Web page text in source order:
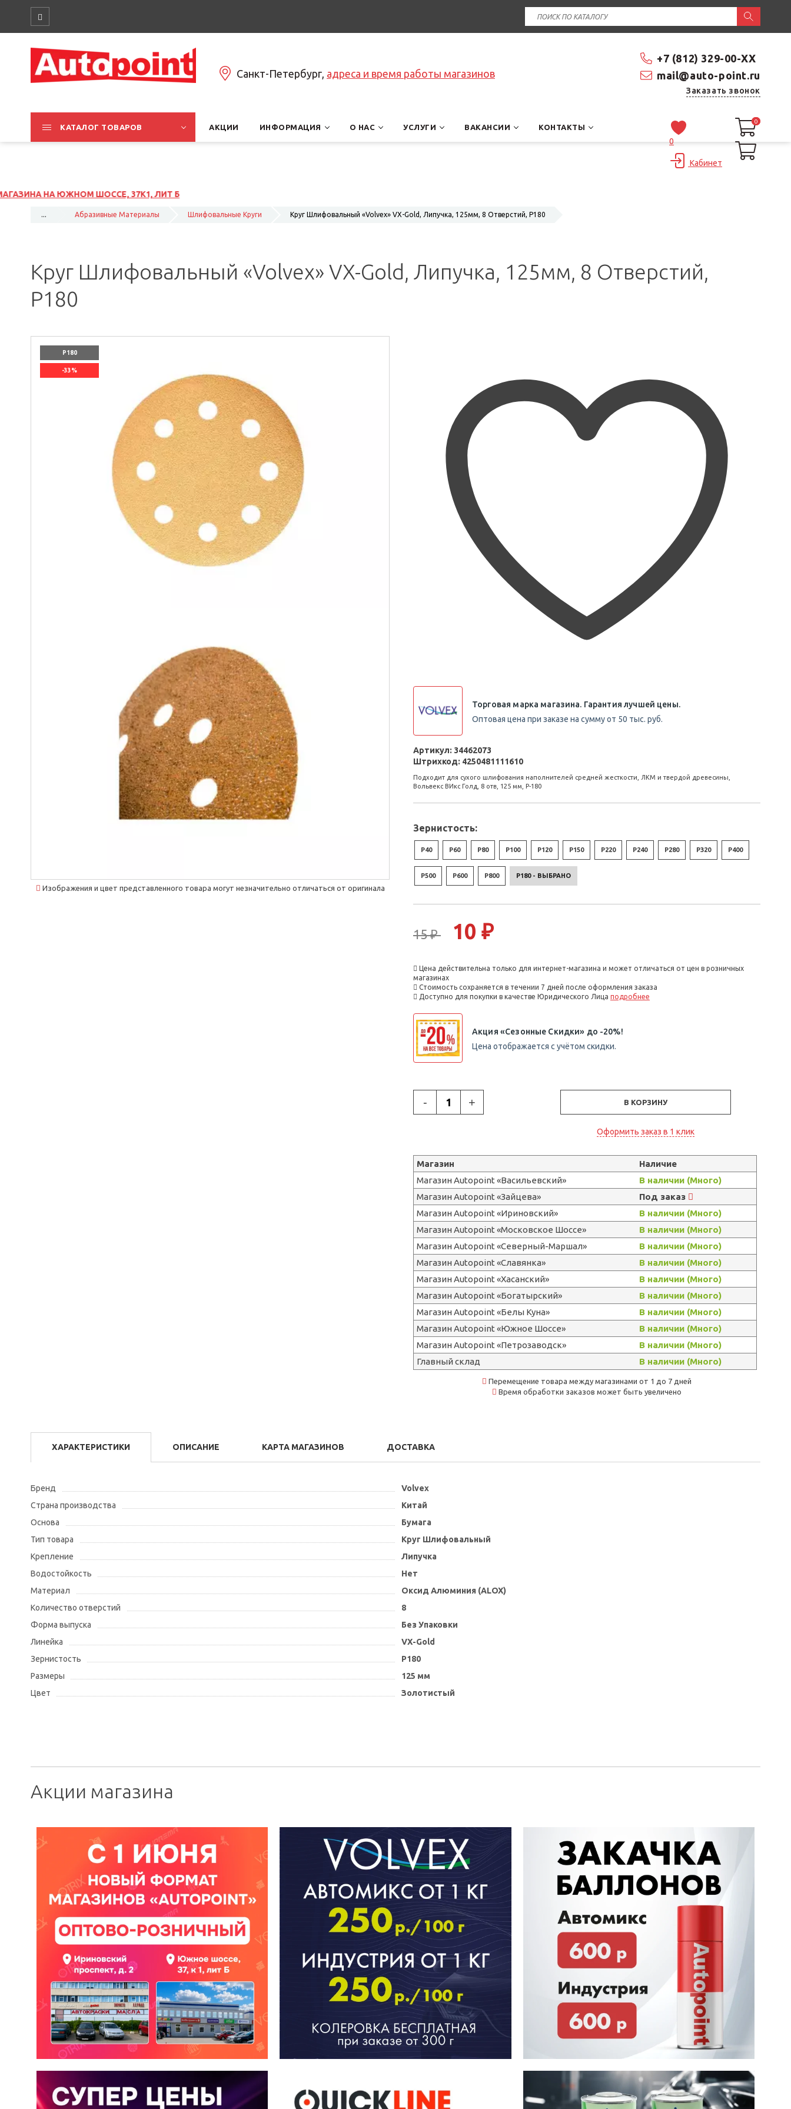
+7 (812) 329-00-XX
mail@auto-point.ru
Заказать звонок
Санкт-Петербург, адреса и время работы магазинов
КАТАЛОГ ТОВАРОВ АКЦИИ ИНФОРМАЦИЯ О НАС УСЛУГИ ВАКАНСИИ КОНТАКТЫ
0
Кабинет
0
0
... Абразивные Материалы Шлифовальные Круги Круг Шлифовальный «Volvex» VX-Gold, Липучка, 125мм, 8 Отверстий, P180
Круг Шлифовальный «Volvex» VX-Gold, Липучка, 125мм, 8 Отверстий,
P180
P180
-33%
Изображения и цвет представленного товара могут незначительно отличаться от оригинала
Торговая марка магазина. Гарантия лучшей цены.
Оптовая цена при заказе на сумму от 50 тыс. руб.
Артикул: 34462073
Штрихкод: 4250481111610
Подходит для сухого шлифования наполнителей средней жесткости, ЛКМ и твердой древесины,
Вольвекс ВИкс Голд, 8 отв, 125 мм, Р-180
Зернистость:
P40 P60 P80 P100 P120 P150 P220 P240 P280 P320 P400
P500 P600 P800 P180 - ВЫБРАНО
15 ₽ 10 ₽
Цена действительна только для интернет-магазина и может отличаться от цен в розничных
магазинах
Стоимость сохраняется в течении 7 дней после оформления заказа
Доступно для покупки в качестве Юридического Лица подробнее
Акция «Сезонные Скидки» до -20%!
Цена отображается с учётом скидки.
- + В КОРЗИНУ
Оформить заказ в 1 клик
Магазин
Наличие
Магазин Autopoint «Васильевский»
В наличии (Много)
Магазин Autopoint «Зайцева»
Под заказ
Магазин Autopoint «Ириновский»
В наличии (Много)
Магазин Autopoint «Московское Шоссе»
В наличии (Много)
Магазин Autopoint «Северный-Маршал»
В наличии (Много)
Магазин Autopoint «Славянка»
В наличии (Много)
Магазин Autopoint «Хасанский»
В наличии (Много)
Магазин Autopoint «Богатырский»
В наличии (Много)
Магазин Autopoint «Белы Куна»
В наличии (Много)
Магазин Autopoint «Южное Шоссе»
В наличии (Много)
Магазин Autopoint «Петрозаводск»
В наличии (Много)
Главный склад
В наличии (Много)
Перемещение товара между магазинами от 1 до 7 дней
Время обработки заказов может быть увеличено
ХАРАКТЕРИСТИКИ ОПИСАНИЕ КАРТА МАГАЗИНОВ ДОСТАВКА
Бренд
Volvex
Страна производства
Китай
Основа
Бумага
Тип товара
Круг Шлифовальный
Крепление
Липучка
Водостойкость
Нет
Материал
Оксид Алюминия (ALOX)
Количество отверстий
8
Форма выпуска
Без Упаковки
Линейка
VX-Gold
Зернистость
P180
Размеры
125 мм
Цвет
Золотистый
Акции магазина